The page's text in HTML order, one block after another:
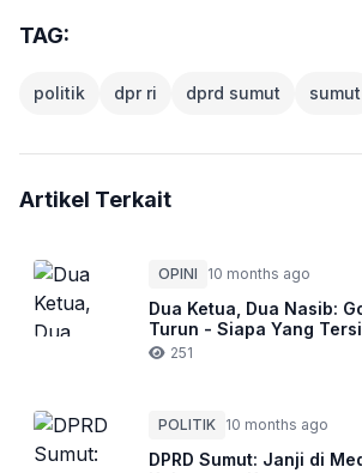
TAG:
politik dpr ri dprd sumut sumut
Artikel Terkait
OPINI 10 months ago
Dua Ketua, Dua Nasib:
Turun - Siapa Yang
251
POLITIK 10 months ago
DPRD Sumut: Janji di